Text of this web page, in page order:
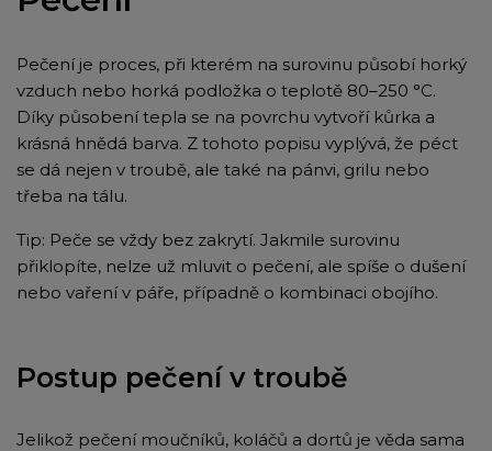
Pečení je proces, při kterém na surovinu působí horký
vzduch nebo horká podložka o teplotě 80–250 °C.
Díky působení tepla se na povrchu vytvoří kůrka a
krásná hnědá barva. Z tohoto popisu vyplývá, že péct
se dá nejen v troubě, ale také na pánvi, grilu nebo
třeba na tálu.
Tip: Peče se vždy bez zakrytí. Jakmile surovinu
přiklopíte, nelze už mluvit o pečení, ale spíše o dušení
nebo vaření v páře, případně o kombinaci obojího.
Postup pečení v troubě
Jelikož pečení moučníků, koláčů a dortů je věda sama